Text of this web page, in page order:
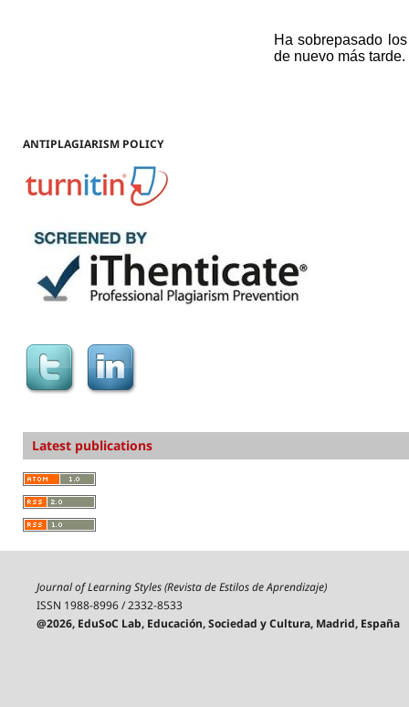
ANTIPLAGIARISM POLICY
Latest publications
Journal of Learning Styles (Revista de Estilos de Aprendizaje)
ISSN 1988-8996 / 2332-8533
@2026, EduSoC Lab, Educación, Sociedad y Cultura, Madrid, España